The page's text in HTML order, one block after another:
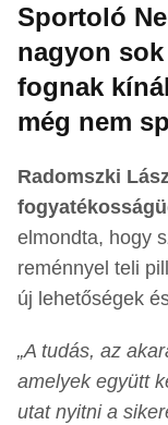
Sportoló
nagyon
fognak
még nem
Radomszki
elmondta, hogy
reménnyel teli
új lehetőségek
„A tudás, az
amelyek együtt
utat nyitni a